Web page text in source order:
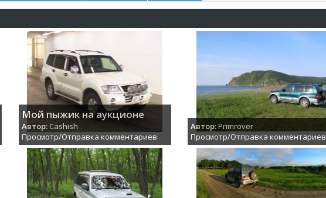
Мой пыжик на аукционе
Автор: Cashish
Просмотр/Отправка комментариев
Автор:Primrover
Просмотр/Отправка комментариев